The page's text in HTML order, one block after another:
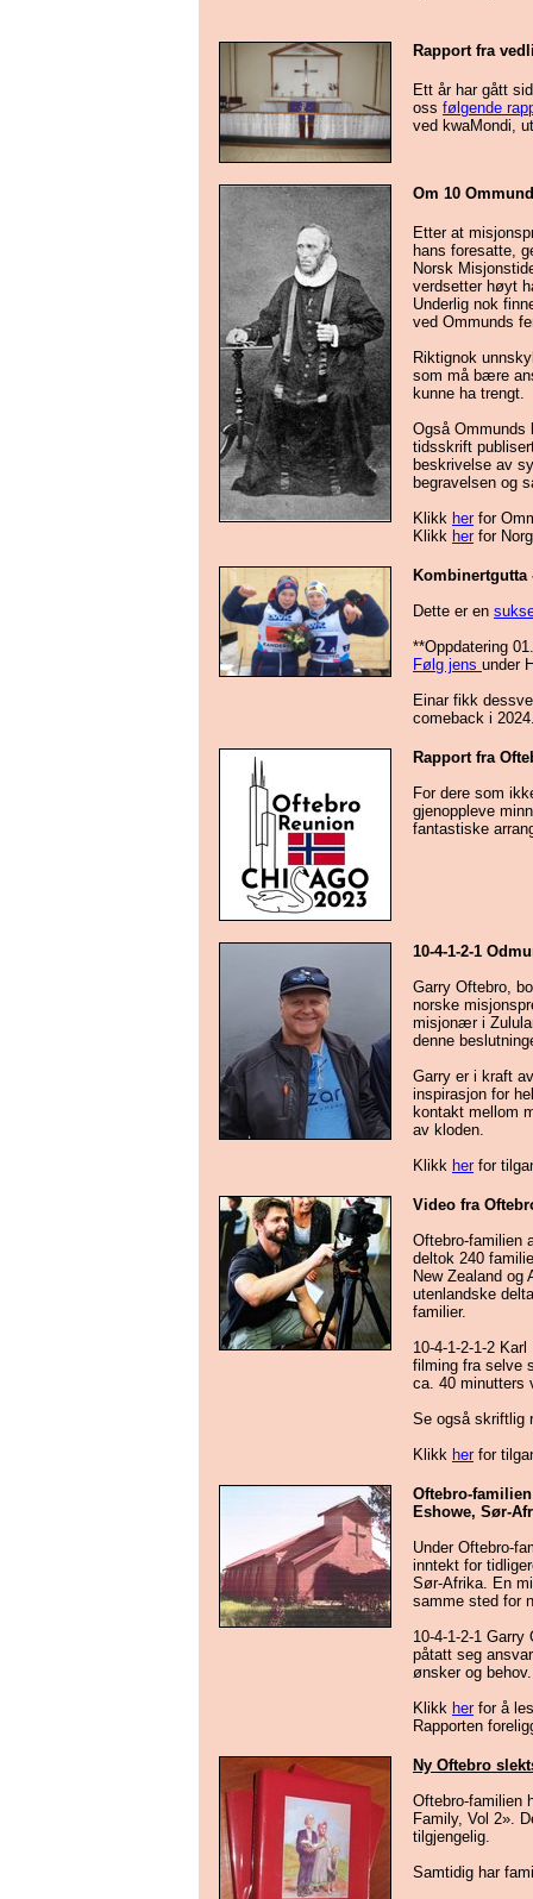
Rapport fra
Ett år har gått
oss følgende
ved kwaMondi,
Om 10
Etter at
hans foresatte,
Norsk
verdsetter høyt
Underlig nok
ved Ommunds
Riktignok
som må bære
kunne ha trengt.
Også Ommunds
tidsskrift
beskrivelse av
begravelsen og
Klikk herfor
Klikk herfor
Kombinertgutta
Dette er en
**Oppdatering
Følg jens under
Einar fikk
comeback i
Rapport fra
For dere som
gjenoppleve
fantastiske
10-4-1-2-1
Garry Oftebro,
norske
misjonær i
denne
Garry er i kraft
inspirasjon for
kontakt mellom
av kloden.
Klikk herfor
Video fra
Oftebro-familien
deltok 240
New Zealand og
utenlandske
familier.
10-4-1-2-1-2
filming fra selve
ca. 40 minutters
Se også skriftlig
Klikk herfor
Oftebro-
Eshowe, Sør-
Under Oftebro-
inntekt for
Sør-Afrika. En
samme sted for
10-4-1-2-1
påtatt seg
ønsker og behov.
Klikk herfor å
Rapporten
Ny Oftebro
Oftebro-familien
Family, Vol 2».
tilgjengelig.
Samtidig har